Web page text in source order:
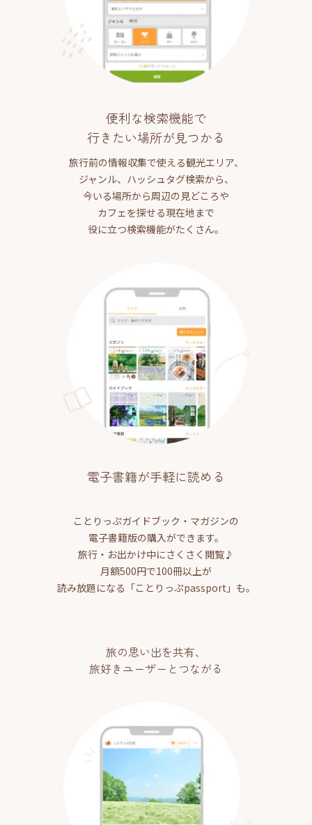
便利な検索機能で
行きたい場所が見つかる
旅行前の情報収集で使える観光エリア、
ジャンル、ハッシュタグ検索から、
今いる場所から周辺の見どころや
カフェを探せる現在地まで
役に立つ検索機能がたくさん。
電子書籍が手軽に読める
ことりっぷガイドブック・マガジンの
電子書籍版の購入ができます。
旅行・お出かけ中にさくさく閲覧♪
月額500円で100冊以上が
読み放題になる「ことりっぷpassport」も。
旅の思い出を共有、
旅好きユーザーとつながる